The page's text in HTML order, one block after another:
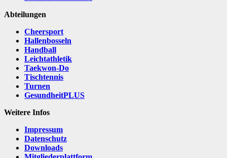
Abteilungen
Cheersport
Hallenbosseln
Handball
Leichtathletik
Taekwon-Do
Tischtennis
Turnen
GesundheitPLUS
Weitere Infos
Impressum
Datenschutz
Downloads